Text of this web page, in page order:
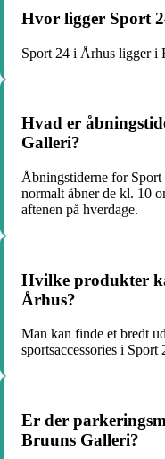
Hvor ligger Sport
Sport 24 i Århus ligger i
Hvad er
Galleri?
Åbningstiderne for
normalt åbner de kl. 10
aftenen på hverdage.
Hvilke produkter
Århus?
Man kan finde et bredt
sportsaccessories i Sport
Er der
Bruuns Galleri?